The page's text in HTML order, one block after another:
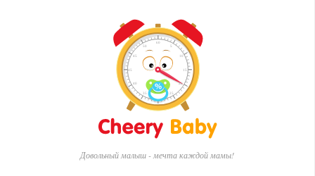
Довольный малыш - мечта каждой мамы!